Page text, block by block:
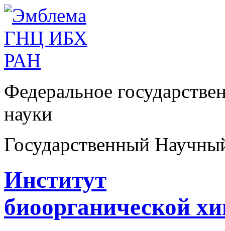
Федеральное
науки
Государственный
Институт
биоорганической